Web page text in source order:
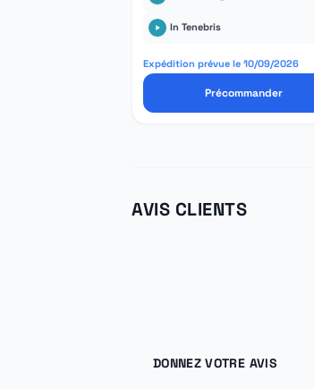
In Tenebris
Expédition prévue le 10/09/2026
Précommander
AVIS CLIENTS
DONNEZ VOTRE AVIS